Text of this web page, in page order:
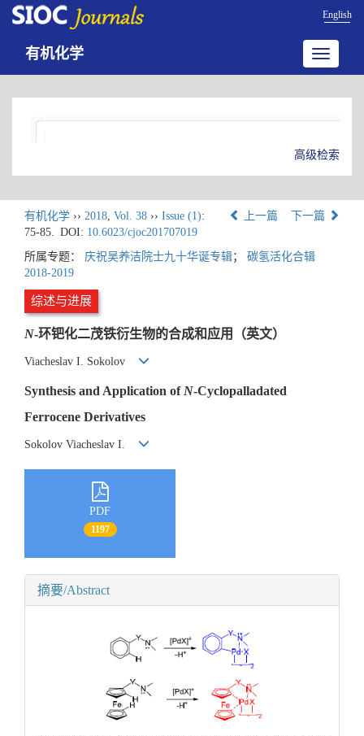
English
Toggle
有机化学
高级检索
有机化学 ›› 2018, Vol. 38 ›› Issue (1):
75-85. DOI: 10.6023/cjoc201707019
上一篇 下一篇
所属专题： 庆祝吴养洁院士九十华诞专辑； 碳氢活化合辑
2018-2019
综述与进展
N-环钯化二茂铁衍生物的合成和应用（英文）
Viacheslav I. Sokolov
Synthesis and Application of N-Cyclopalladated
Ferrocene Derivatives
Sokolov Viacheslav I.
PDF
1197
摘要/Abstract